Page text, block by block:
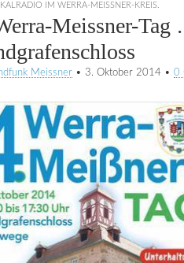
IM WERRA-MEISSNER-KREIS.
Meissner-
Meissner • 3. Oktober 2014 • 0